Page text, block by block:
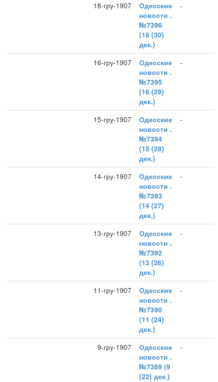
18-гру-1907
Одесские
новости .
№7396
(18 (30)
дек.)
-
16-гру-1907
Одесские
новости .
№7395
(16 (29)
дек.)
-
15-гру-1907
Одесские
новости .
№7394
(15 (28)
дек.)
-
14-гру-1907
Одесские
новости .
№7393
(14 (27)
дек.)
-
13-гру-1907
Одесские
новости .
№7392
(13 (26)
дек.)
-
11-гру-1907
Одесские
новости .
№7390
(11 (24)
дек.)
-
9-гру-1907
Одесские
новости .
№7389 (9
(22) дек.)
-